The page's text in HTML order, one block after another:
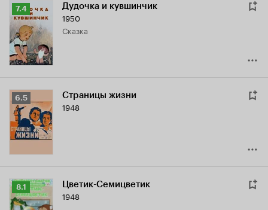
Рейтинг
Кинопоиска
7.4
7.4 Дудочка и кувшинчик
1950
сказка
Рейтинг
Кинопоиска
6.5
6.5 Страницы жизни
1948
Рейтинг
Кинопоиска
8.1 Цветик-Семицветик
1948